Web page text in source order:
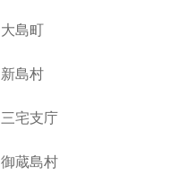
大島町
新島村
三宅支庁
御蔵島村